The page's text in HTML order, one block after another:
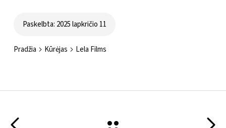
Paskelbta: 2025 lapkričio 11
Pradžia Kūrėjas Lela Films